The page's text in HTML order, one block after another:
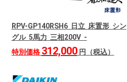
RPV-GP140RSH6 日立 床置形 シン
グル 5馬力 三相200V -
特別価格 312,000円（税込）